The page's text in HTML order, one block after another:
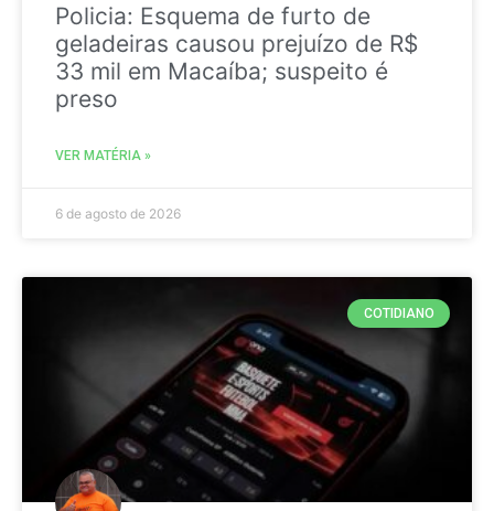
Policia: Esquema de furto de
geladeiras causou prejuízo de R$
33 mil em Macaíba; suspeito é
preso
VER MATÉRIA »
6 de agosto de 2026
COTIDIANO